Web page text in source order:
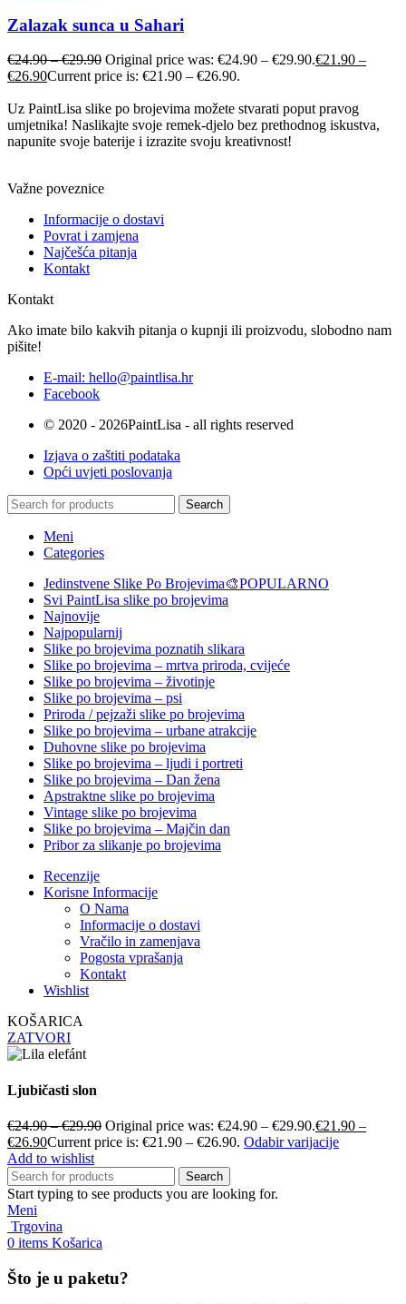
Zalazak sunca u Sahari
€24.90–€29.90 Original price was: €24.90 – €29.90.€21.90 –
€26.90Current price is: €21.90 – €26.90.
Uz PaintLisa slike po brojevima možete stvarati poput pravog
umjetnika! Naslikajte svoje remek-djelo bez prethodnog iskustva,
napunite svoje baterije i izrazite svoju kreativnost!
Važne poveznice
Informacije o dostavi
Povrat i zamjena
Najčešća pitanja
Kontakt
Kontakt
Ako imate bilo kakvih pitanja o kupnji ili proizvodu, slobodno nam
pišite!
E-mail: hello@paintlisa.hr
Facebook
© 2020 - 2026PaintLisa - all rights reserved
Izjava o zaštiti podataka
Opći uvjeti poslovanja
Search
Meni
Categories
Jedinstvene Slike Po Brojevima🎨POPULARNO
Svi PaintLisa slike po brojevima
Najnovije
Najpopularnij
Slike po brojevima poznatih slikara
Slike po brojevima – mrtva priroda, cvijeće
Slike po brojevima – životinje
Slike po brojevima – psi
Priroda / pejzaži slike po brojevima
Slike po brojevima – urbane atrakcije
Duhovne slike po brojevima
Slike po brojevima – ljudi i portreti
Slike po brojevima – Dan žena
Apstraktne slike po brojevima
Vintage slike po brojevima
Slike po brojevima – Majčin dan
Pribor za slikanje po brojevima
Recenzije
Korisne Informacije
O Nama
Informacije o dostavi
Vračilo in zamenjava
Pogosta vprašanja
Kontakt
Wishlist
KOŠARICA
ZATVORI
Ljubičasti slon
€24.90–€29.90 Original price was: €24.90 – €29.90.€21.90 –
€26.90Current price is: €21.90 – €26.90. Odabir varijacije
Add to wishlist
Search
Start typing to see products you are looking for.
Meni
Trgovina
0 items Košarica
Što je u paketu?